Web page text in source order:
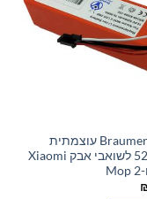
סוללת Braumers עוצמתית
5200mAh לשואבי אבק Xiaomi